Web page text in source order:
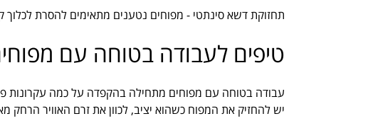
תחזוקת דשא סינתטי - מפוחים נטענים מתאימים להסרת
טיפים לעבודה בטוחה עם
עבודה בטוחה עם מפוחים מתחילה בהקפדה על כמה עקרונות
יש להחזיק את המפוח כשהוא יציב, לכוון את זרם האוויר הרחק